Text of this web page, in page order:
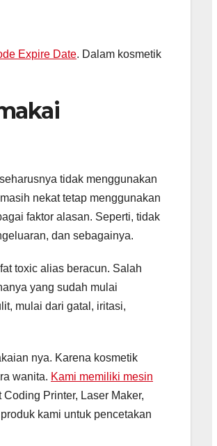
Expire Date. Dalam kosmetik
tidak menggunakan
nekat tetap menggunakan
faktor alasan. Seperti, tidak
dan sebagainya.
toxic alias beracun. Salah
yang sudah mulai
mulai dari gatal, iritasi,
nya. Karena kosmetik
wanita. Kami memiliki mesin
Printer, Laser Maker,
kami untuk pencetakan